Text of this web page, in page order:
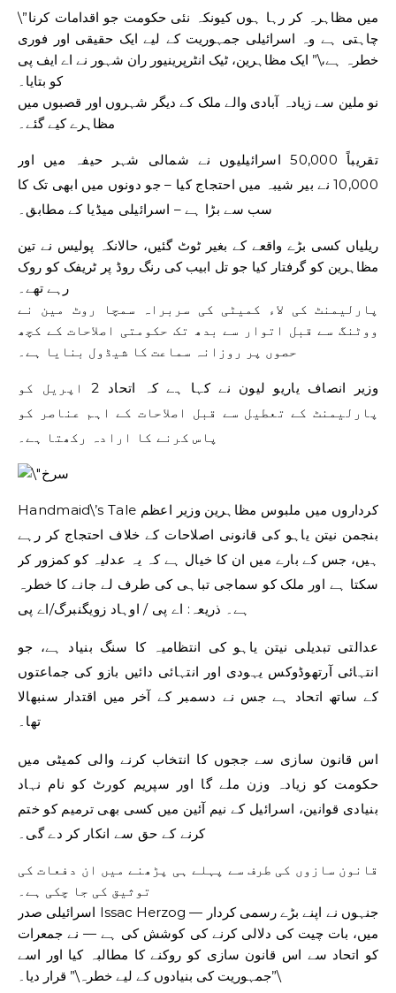
\”میں مظاہرہ کر رہا ہوں کیونکہ نئی حکومت جو اقدامات کرنا
چاہتی ہے وہ اسرائیلی جمہوریت کے لیے ایک حقیقی اور فوری
خطرہ ہے،\” ایک مظاہرین، ٹیک انٹرپرینیور ران شہور نے اے ایف پی
کو بتایا۔
نو ملین سے زیادہ آبادی والے ملک کے دیگر شہروں اور قصبوں میں
مظاہرے کیے گئے۔
تقریباً 50,000 اسرائیلیوں نے شمالی شہر حیفہ میں اور
10,000 نے بیر شیبہ میں احتجاج کیا – جو دونوں میں ابھی تک کا
سب سے بڑا ہے – اسرائیلی میڈیا کے مطابق۔
ریلیاں کسی بڑے واقعے کے بغیر ٹوٹ گئیں، حالانکہ پولیس نے تین
مظاہرین کو گرفتار کیا جو تل ابیب کی رنگ روڈ پر ٹریفک کو روک
رہے تھے۔
پارلیمنٹ کی لاء کمیٹی کی سربراہ سمچا روٹ مین نے
ووٹنگ سے قبل اتوار سے بدھ تک حکومتی اصلاحات کے کچھ
حصوں پر روزانہ سماعت کا شیڈول بنایا ہے۔
وزیر انصاف یاریو لیون نے کہا ہے کہ اتحاد 2 اپریل کو
پارلیمنٹ کے تعطیل سے قبل اصلاحات کے اہم عناصر کو
پاس کرنے کا ارادہ رکھتا ہے۔
Handmaid\’s Tale کرداروں میں ملبوس مظاہرین وزیر اعظم
بنجمن نیتن یاہو کی قانونی اصلاحات کے خلاف احتجاج کر رہے
ہیں، جس کے بارے میں ان کا خیال ہے کہ یہ عدلیہ کو کمزور کر
سکتا ہے اور ملک کو سماجی تباہی کی طرف لے جانے کا خطرہ
ہے۔ ذریعہ: اے پی / اوہاد زویگنبرگ/اے پی
عدالتی تبدیلی نیتن یاہو کی انتظامیہ کا سنگ بنیاد ہے، جو
انتہائی آرتھوڈوکس یہودی اور انتہائی دائیں بازو کی جماعتوں
کے ساتھ اتحاد ہے جس نے دسمبر کے آخر میں اقتدار سنبھالا
تھا۔
اس قانون سازی سے ججوں کا انتخاب کرنے والی کمیٹی میں
حکومت کو زیادہ وزن ملے گا اور سپریم کورٹ کو نام نہاد
بنیادی قوانین، اسرائیل کے نیم آئین میں کسی بھی ترمیم کو ختم
کرنے کے حق سے انکار کر دے گی۔
قانون سازوں کی طرف سے پہلے ہی پڑھنے میں ان دفعات کی
توثیق کی جا چکی ہے۔
اسرائیلی صدر Issac Herzog — جنہوں نے اپنے بڑے رسمی کردار
میں، بات چیت کی دلالی کرنے کی کوشش کی ہے — نے جمعرات
کو اتحاد سے اس قانون سازی کو روکنے کا مطالبہ کیا اور اسے
\”جمہوریت کی بنیادوں کے لیے خطرہ\” قرار دیا۔